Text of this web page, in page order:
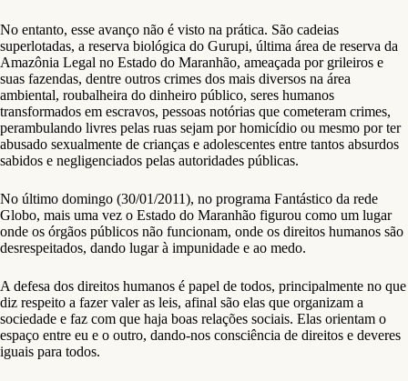
No entanto, esse avanço não é visto na prática. São cadeias
superlotadas, a reserva biológica do Gurupi, última área de reserva da
Amazônia Legal no Estado do Maranhão, ameaçada por grileiros e
suas fazendas, dentre outros crimes dos mais diversos na área
ambiental, roubalheira do dinheiro público, seres humanos
transformados em escravos, pessoas notórias que cometeram crimes,
perambulando livres pelas ruas sejam por homicídio ou mesmo por ter
abusado sexualmente de crianças e adolescentes entre tantos absurdos
sabidos e negligenciados pelas autoridades públicas.
No último domingo (30/01/2011), no programa Fantástico da rede
Globo, mais uma vez o Estado do Maranhão figurou como um lugar
onde os órgãos públicos não funcionam, onde os direitos humanos são
desrespeitados, dando lugar à impunidade e ao medo.
A defesa dos direitos humanos é papel de todos, principalmente no que
diz respeito a fazer valer as leis, afinal são elas que organizam a
sociedade e faz com que haja boas relações sociais. Elas orientam o
espaço entre eu e o outro, dando-nos consciência de direitos e deveres
iguais para todos.